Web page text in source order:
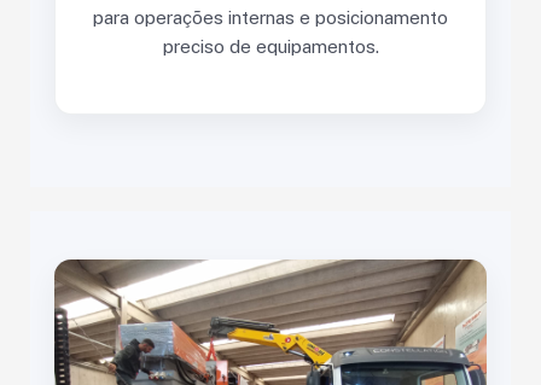
para operações internas e posicionamento
preciso de equipamentos.